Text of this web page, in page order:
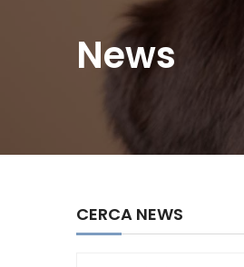
News
CERCA NEWS